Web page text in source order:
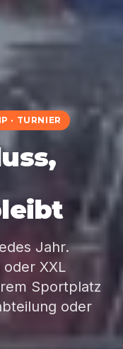
· TURNIER
Jahr.
XXL
Sportplatz
oder